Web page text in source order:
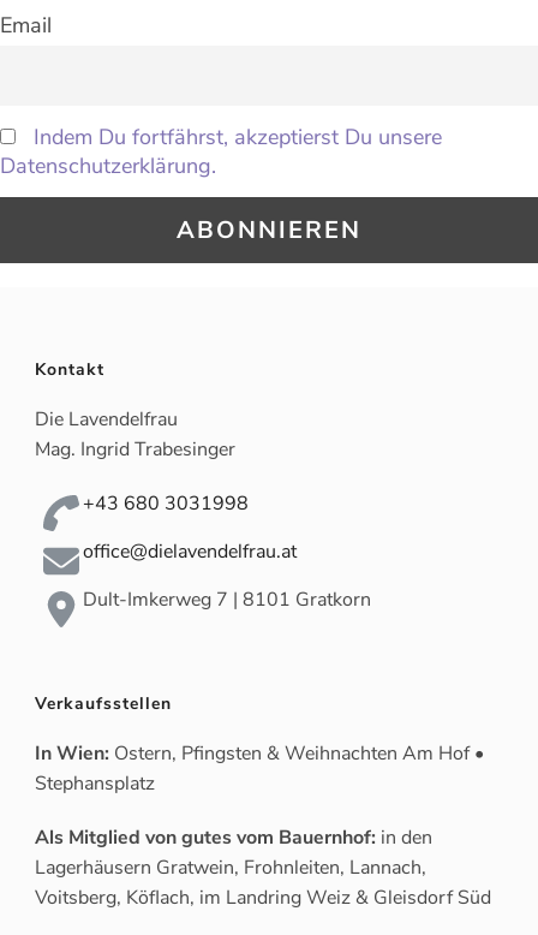
Email
Indem Du fortfährst, akzeptierst Du unsere
Datenschutzerklärung.
Kontakt
Die Lavendelfrau
Mag. Ingrid Trabesinger
+43 680 3031998
office@dielavendelfrau.at
Dult-Imkerweg 7 | 8101 Gratkorn
Verkaufsstellen
In Wien: Ostern, Pfingsten & Weihnachten Am Hof •
Stephansplatz
Als Mitglied von gutes vom Bauernhof: in den
Lagerhäusern Gratwein, Frohnleiten, Lannach,
Voitsberg, Köflach, im Landring Weiz & Gleisdorf Süd